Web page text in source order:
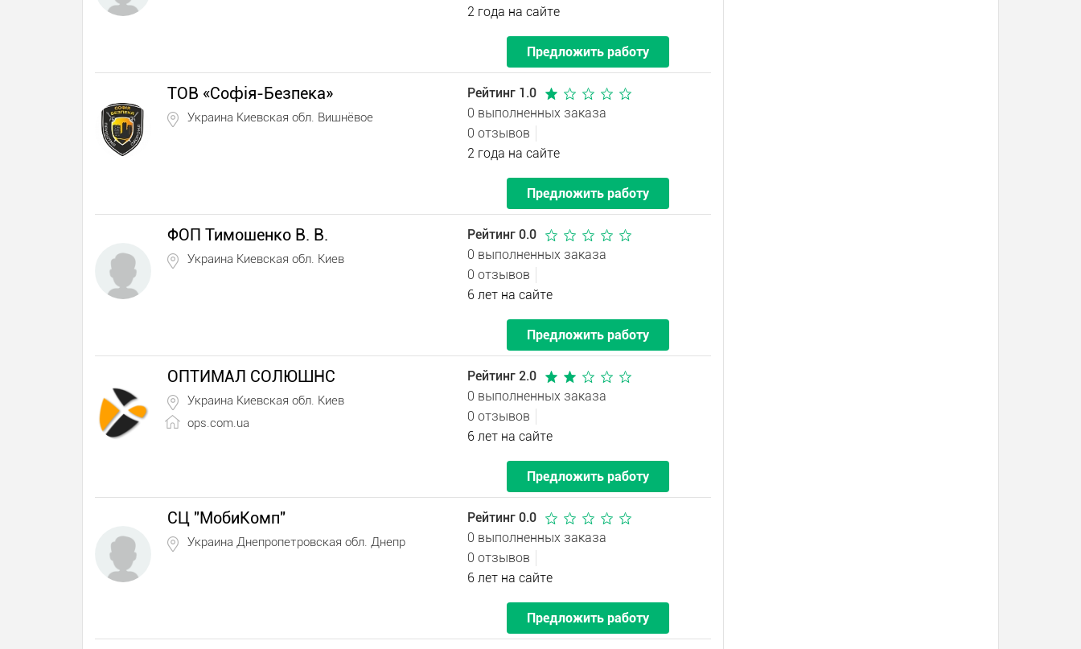
2 года на сайте
Предложить работу
ТОВ «Софія-Безпека»
Украина Киевская обл. Вишнёвое
Рейтинг 1.0
0 выполненных заказа
0 отзывов
2 года на сайте
Предложить работу
ФОП Тимошенко В. В.
Украина Киевская обл. Киев
Рейтинг 0.0
0 выполненных заказа
0 отзывов
6 лет на сайте
Предложить работу
ОПТИМАЛ СОЛЮШНС
Украина Киевская обл. Киев
ops.com.ua
Рейтинг 2.0
0 выполненных заказа
0 отзывов
6 лет на сайте
Предложить работу
СЦ "МобиКомп"
Украина Днепропетровская обл. Днепр
Рейтинг 0.0
0 выполненных заказа
0 отзывов
6 лет на сайте
Предложить работу